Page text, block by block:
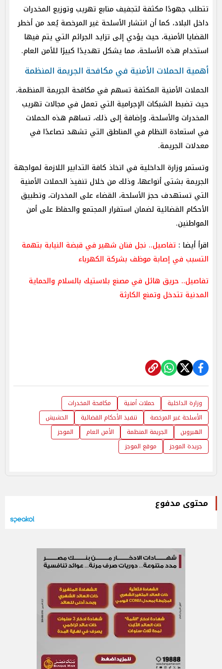
تتطلب جهودًا مكثفة لتجفيف منابع تهريب وتوزيع المخدرات
داخل البلاد، كما أن انتشار الأسلحة غير المرخصة يُعد من أخطر
القضايا الأمنية، حيث يؤدي إلى تزايد الجرائم التي يتم فيها
استخدام هذه الأسلحة، مما يشكل تهديدًا كبيرًا للأمن العام.
أهمية الحملات الأمنية في مكافحة الجريمة المنظمة
الحملات الأمنية المكثفة تسهم في مكافحة الجريمة المنظمة،
حيث تضبط الشبكات الإجرامية التي تعمل في مجالات تهريب
المخدرات والأسلحة، وإضافة إلى ذلك، تساهم هذه الحملات
في استعادة النظام في المناطق التي تشهد تصاعدًا في
معدلات الجريمة.
وتستمر وزارة الداخلية في اتخاذ كافة التدابير اللازمة لمواجهة
الجريمة بشتى أنواعها، وذلك من خلال تنفيذ الحملات الأمنية
التي تستهدف حجز الأسلحة، القضاء على المخدرات، وتطبيق
الأحكام القضائية لضمان استقرار المجتمع والحفاظ على أمن
المواطنين.
اقرأ أيضا : تفاصيل.. نجل فنان شهير في قبضة النيابة بتهمة
التسبب في إصابة موظف بشركة الكهرباء
تفاصيل.. حريق هائل في مصنع بلاستيك بالسلام والحماية
المدنية تتدخل وتمنع الكارثة
وزارة الداخلية حملات أمنية
مكافحة المخدرات
الأسلحة غير المرخصة
تنفيذ الأحكام القضائية
الحشيش
الهيروين
الجريمة المنظمة الأمن العام
الموجز
جريدة الموجز
موقع الموجز
محتوى مدفوع